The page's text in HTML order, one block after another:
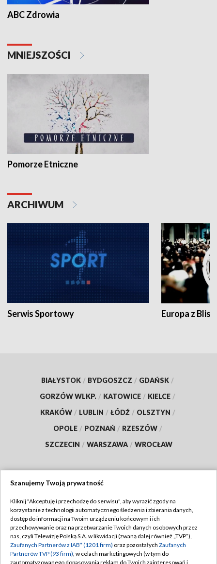
ABC Zdrowia
MNIEJSZOŚCI
Pomorze Etniczne
ARCHIWUM
Serwis Sportowy Europa z
BIAŁYSTOK / BYDGOSZCZ / GDAŃSK /
GORZÓW WLKP. / KATOWICE / KIELCE /
KRAKÓW / LUBLIN / ŁÓDŹ / OLSZTYN /
OPOLE / POZNAŃ / RZESZÓW /
SZCZECIN / WARSZAWA / WROCŁAW
TVP
Abonament TVP
Emisja w TVP
Centrum informacji TVP
Regulamin TVP
Polityka prywatności
Moje zgody
Szanujemy Twoją prywatność
Kliknij "Akceptuję i przechodzę do serwisu", aby wyrazić zgody na
korzystanie z technologii automatycznego śledzenia i zbierania danych,
dostęp do informacji na Twoim urządzeniu końcowym i ich
przechowywanie oraz na przetwarzanie Twoich danych osobowych przez
nas, czyli Telewizję Polską S.A. w likwidacji (zwaną dalej również „TVP”),
Zaufanych Partnerów z IAB* (1201 firm) oraz pozostałych Zaufanych
Partnerów TVP (93 firm), w celach marketingowych (w tym do
zautomatyzowanego dopasowania reklam do Twoich zainteresowań i